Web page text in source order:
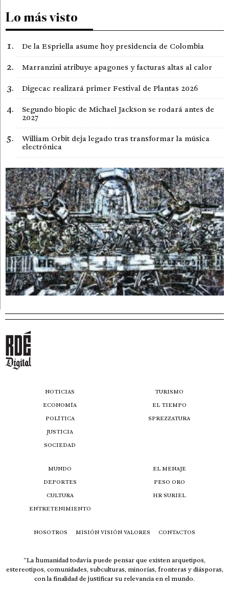
Lo más visto
De la Espriella asume hoy presidencia de Colombia
Marranzini atribuye apagones y facturas altas al calor
Digecac realizará primer Festival de Plantas 2026
Segundo biopic de Michael Jackson se rodará antes de
2027
William Orbit deja legado tras transformar la música
electrónica
NOTICIAS
ECONOMÍA
POLÍTICA
JUSTICIA
SOCIEDAD
TURISMO
EL TIEMPO
SPREZZATURA
MUNDO
DEPORTES
CULTURA
ENTRETENIMIENTO
EL MENAJE
PESO ORO
HR SURIEL
NOSOTROS MISIÓN VISIÓN VALORES CONTACTOS
“La humanidad todavía puede pensar que existen arquetipos,
estereotipos, comunidades, subculturas, minorías, fronteras y diásporas,
con la finalidad de justificar su relevancia en el mundo.